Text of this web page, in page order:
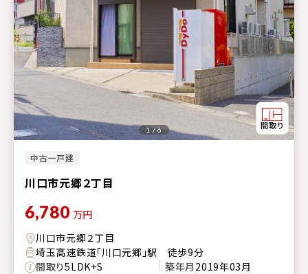
中古一戸建
川口市元郷２丁目
1 / 6
6,780 万円
川口市元郷２丁目
埼玉高速鉄道「川口元郷」駅 徒歩9分
間取り5LDK+S 築年月 2019年03月